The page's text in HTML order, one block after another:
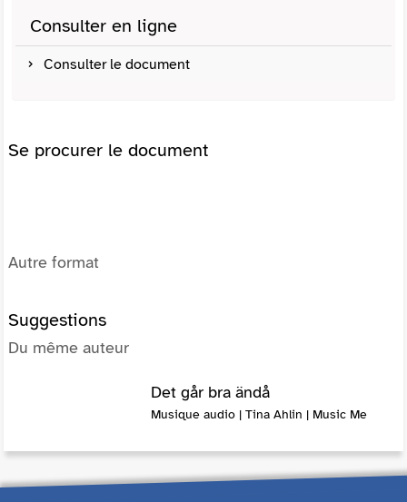
Consulter en ligne
Consulter le document
Se procurer le document
Autre format
Suggestions
Du même auteur
Det går bra ändå
Musique audio | Tina Ahlin | Music Me